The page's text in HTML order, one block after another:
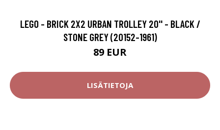
LEGO - BRICK 2X2 URBAN TROLLEY 20'' - BLACK /
STONE GREY (20152-1961)
89 EUR
LISÄTIETOJA